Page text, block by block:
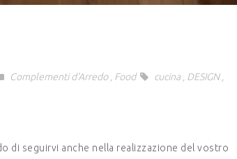
Complementi d'Arredo , Food cucina , DESIGN ,
di seguirvi anche nella realizzazione del vostro